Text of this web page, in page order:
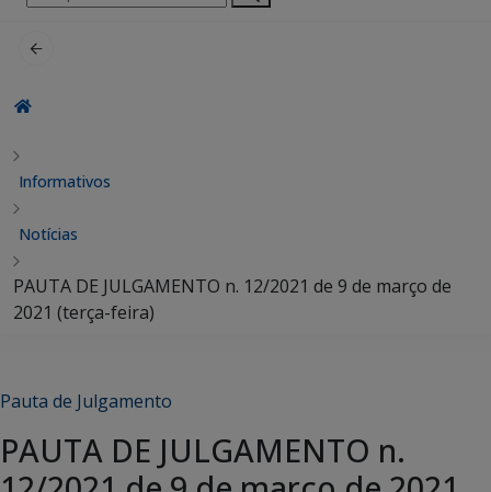
por:
Informativos
Notícias
PAUTA DE JULGAMENTO n. 12/2021 de 9 de março de
2021 (terça-feira)
Pauta de Julgamento
PAUTA DE JULGAMENTO n.